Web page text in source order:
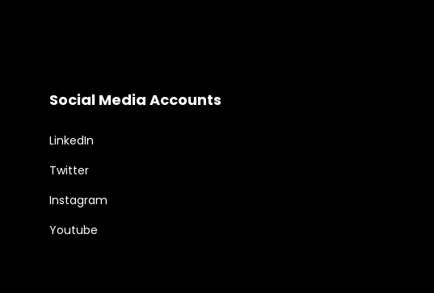
Social Media Accounts
LinkedIn
Twitter
Instagram
Youtube